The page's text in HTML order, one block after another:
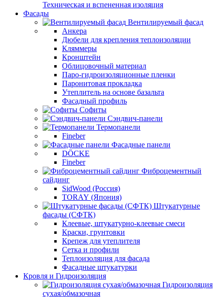
Техническая и вспененная изоляция
Фасады
Вентилируемый фасад
Анкера
Дюбели для крепления теплоизоляции
Кляммеры
Кронштейн
Облицовочный материал
Паро-гидроизоляционные пленки
Паронитовая прокладка
Утеплитель на основе базальта
Фасадный профиль
Софиты
Сэндвич-панели
Термопанели
Fineber
Фасадные панели
DÖCKE
Fineber
Фиброцементный
сайдинг
SidWood (Россия)
TORAY (Япония)
Штукатурные
фасады (СФТК)
Клеевые, штукатурно-клеевые смеси
Краски, грунтовки
Крепеж для утеплителя
Сетка и профили
Теплоизоляция для фасада
Фасадные штукатурки
Кровля и Гидроизоляция
Гидроизоляция
сухая/обмазочная